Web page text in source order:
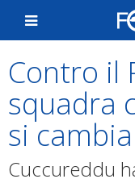
Contro il
squadra
si cambia
Cuccureddu